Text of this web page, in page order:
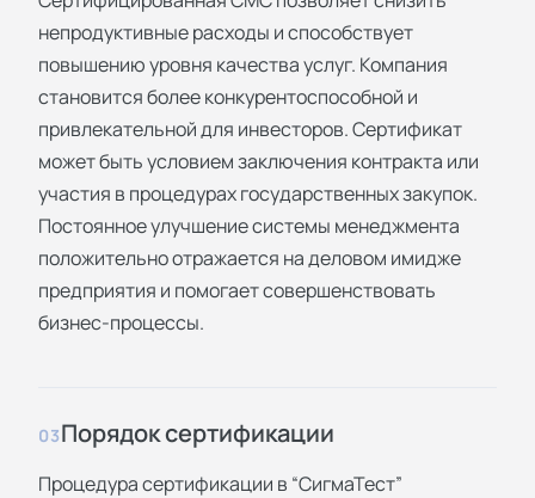
непродуктивные расходы и способствует
повышению уровня качества услуг. Компания
становится более конкурентоспособной и
привлекательной для инвесторов. Сертификат
может быть условием заключения контракта или
участия в процедурах государственных закупок.
Постоянное улучшение системы менеджмента
положительно отражается на деловом имидже
предприятия и помогает совершенствовать
бизнес-процессы.
03Порядок сертификации
Процедура сертификации в “СигмаТест”